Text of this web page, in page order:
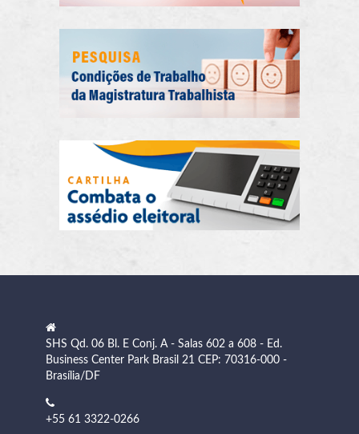
SHS Qd. 06 Bl. E Conj. A - Salas 602 a 608 - Ed.
Business Center Park Brasil 21 CEP: 70316-000 -
Brasília/DF
+55 61 3322-0266